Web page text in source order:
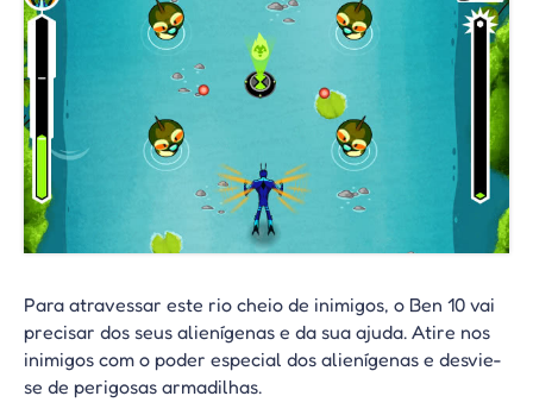
Para atravessar este rio cheio de inimigos, o Ben 10 vai
precisar dos seus alienígenas e da sua ajuda. Atire nos
inimigos com o poder especial dos alienígenas e desvie-
se de perigosas armadilhas.